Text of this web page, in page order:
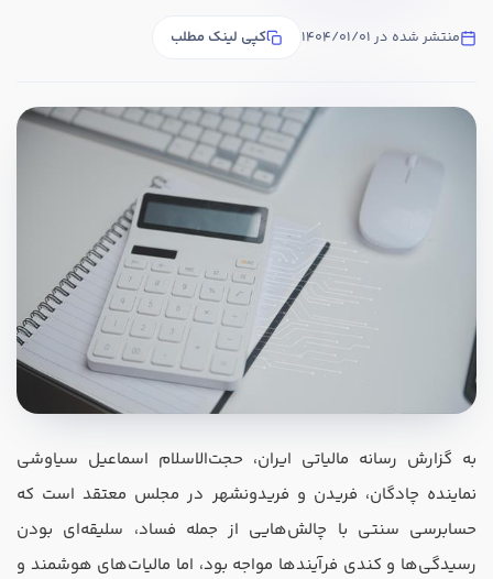
منتشر شده در 1404/01/01 کپی لینک مطلب
به گزارش رسانه مالیاتی ایران، حجت‌الاسلام اسماعیل سیاوشی
نماینده چادگان، فریدن و فریدونشهر در مجلس معتقد است که
حسابرسی سنتی با چالش‌هایی از جمله فساد، سلیقه‌ای بودن
رسیدگی‌ها و کندی فرآیندها مواجه بود، اما مالیات‌های هوشمند و
در صورتی که سابقه دارید توضیح مختصر از فعالیتی که در حسابداری
در صورتی که سابقه دارید ، چه مهارت هایی در حسابداری دارید؟
استخدام و شروع کار حسابداری